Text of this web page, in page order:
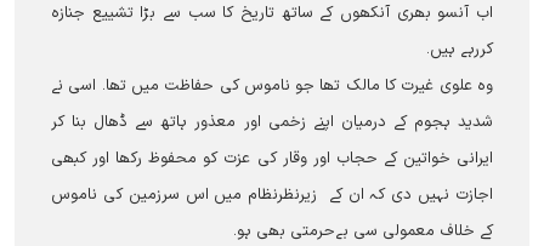
اب آنسو بھری آنکھوں کے ساتھ تاریخ کا سب سے بڑا تشییع جنازہ
کررہے ہیں۔
وہ علوی غیرت کا مالک تھا جو ناموس کی حفاظت میں تھا۔ اسی نے
شدید ہجوم کے درمیان اپنے زخمی اور معذور ہاتھ سے ڈھال بنا کر
ایرانی خواتین کے حجاب اور وقار کی عزت کو محفوظ رکھا اور کبھی
اجازت نہیں دی کہ ان کے زیرنظرنظام میں اس سرزمین کی ناموس
کے خلاف معمولی سی بے‌حرمتی بھی ہو۔